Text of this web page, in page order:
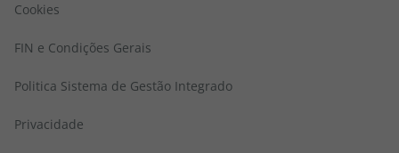
Cookies
FIN e Condições Gerais
Politica Sistema de Gestão Integrado
Privacidade